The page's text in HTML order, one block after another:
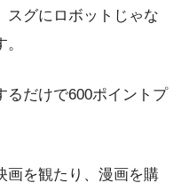
スグにロボットじゃな
るだけで600ポイントプ
画を観たり、漫画を購